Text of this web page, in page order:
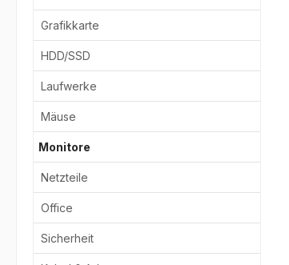
Grafikkarte
HDD/SSD
Laufwerke
Mäuse
Monitore
Netzteile
Office
Sicherheit